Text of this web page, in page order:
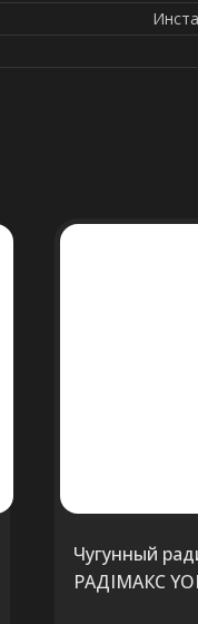
Чугунный
РАДIМАКС